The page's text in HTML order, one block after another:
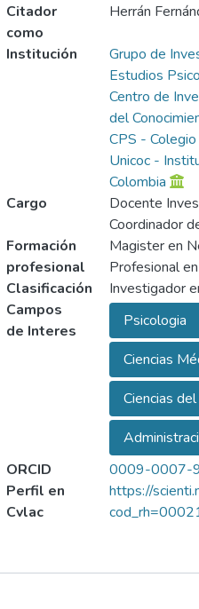
Citador
como
Herrán
Institución
Grupo de
Estudios
Centro de
del
CPS -
Unicoc -
Colombia
Cargo
Docente
Coordinador
Formación
profesional
Magister en
Profesional
Clasificación
Investigador
Campos
de Interes
Psicologia
Ciencias
Ciencias del
ORCID
0009-0007-
Perfil en
Cvlac
https://